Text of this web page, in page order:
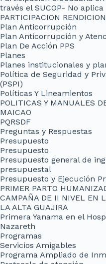
través el SUCOP- No aplica
PARTICIPACION
Plan Anticorrupción
Plan Anticorrupción y
Plan De Acción PPS
Planes
Planes institucionales y
Política de Seguridad y
(PSPI)
Políticas Y Lineamientos
POLITICAS Y MANUALES
MAICAO
PQRSDF
Preguntas y Respuestas
Presupuesto
Presupuesto
Presupuesto general de
presupuestal
Presupuesto y Ejecución
PRIMER PARTO
CAMPAÑA DE II NIVEL EN
LA ALTA GUAJIRA
Primera Yanama en el
Nazareth
Programas
Servicios Amigables
Programa Ampliado de